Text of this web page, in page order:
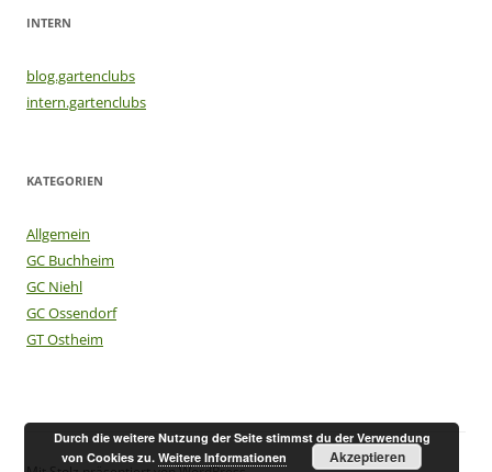
INTERN
blog.gartenclubs
intern.gartenclubs
KATEGORIEN
Allgemein
GC Buchheim
GC Niehl
GC Ossendorf
GT Ostheim
Durch die weitere Nutzung der Seite stimmst du der Verwendung
von Cookies zu.Weitere Informationen Akzeptieren